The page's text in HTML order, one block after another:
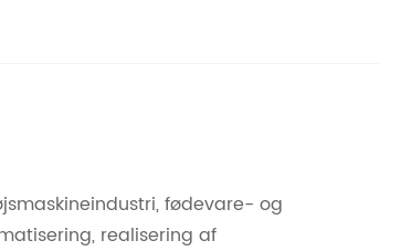
fødevare- og
realisering af